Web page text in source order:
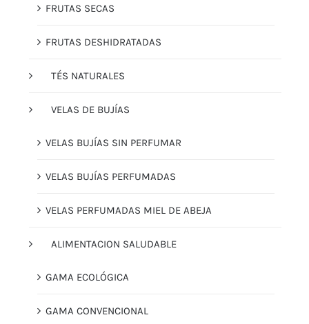
FRUTAS SECAS
FRUTAS DESHIDRATADAS
TÉS NATURALES
VELAS DE BUJÍAS
VELAS BUJÍAS SIN PERFUMAR
VELAS BUJÍAS PERFUMADAS
VELAS PERFUMADAS MIEL DE ABEJA
ALIMENTACION SALUDABLE
GAMA ECOLÓGICA
GAMA CONVENCIONAL